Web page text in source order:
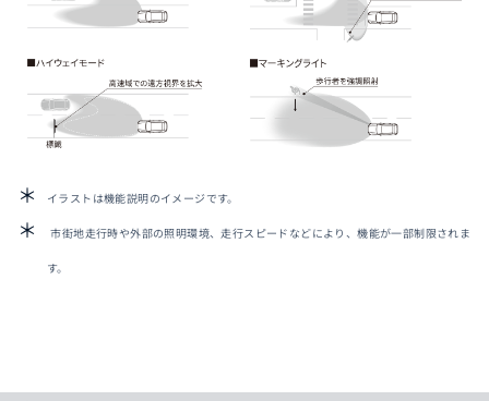
イラストは機能説明のイメージです。
市街地走行時や外部の照明環境、走行スピードなどにより、機能が一部制限されま
す。